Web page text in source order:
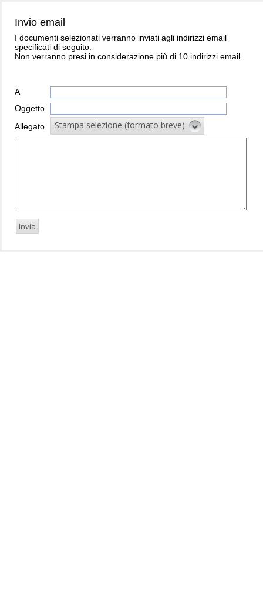
Invio email
I documenti selezionati verranno inviati agli indirizzi email
specificati di seguito.
Non verranno presi in considerazione più di 10 indirizzi email.
A
Oggetto
Allegato
Stampa selezione (formato breve)